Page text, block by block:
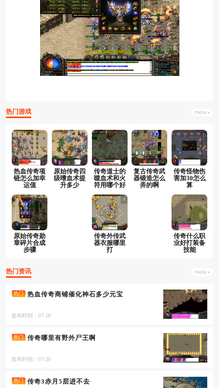
热门游戏
热血传奇项
链怎么加幸
运值
原始传奇四
级嗜血术提
升多少
传奇道士的
噬血术和火
符用哪个好
复古传奇武
器锻造怎么
弄的啊
传奇怪物伤
害加30怎么
算
原始传奇勋
章碎片合成
步骤
传奇外传武
器衣服哪里
打
传奇什么职
业好打装备
技能
热门资讯
热门 热血传奇商铺催化神石多少元宝
发布时间：07-18
热门 传奇哪里有野外尸王啊
发布时间：07-20
热门 传奇3赤月5层进不去